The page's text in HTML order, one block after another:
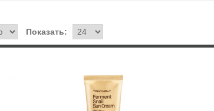
Показать: